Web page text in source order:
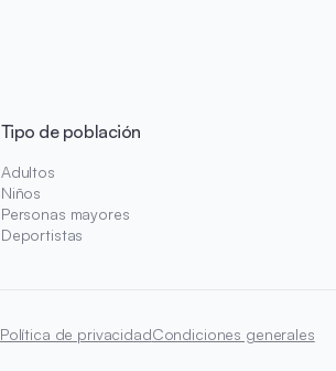
Tipo de población
Adultos
Niños
Personas mayores
Deportistas
Política de privacidadCondiciones generales